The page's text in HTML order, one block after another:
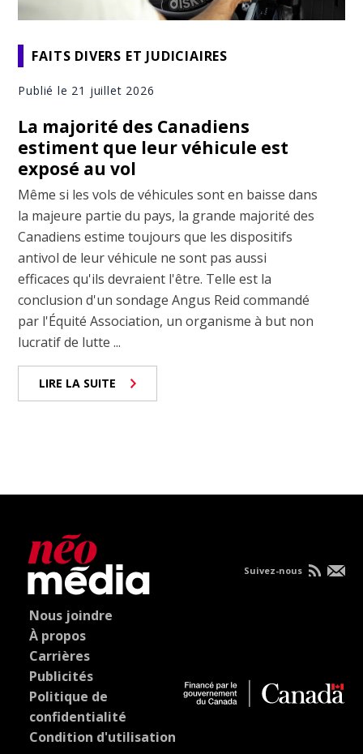
FAITS DIVERS ET JUDICIAIRES
Publié le 21 juillet 2026
La majorité des Canadiens
estiment que leur véhicule est
exposé au vol
Même si les vols de véhicules sont en baisse dans
la majeure partie du pays, la grande majorité des
Canadiens estime toujours que les dispositifs
antivol de leur véhicule ne sont pas aussi
efficaces qu'ils devraient l'être. Telle est la
conclusion d'un sondage Angus Reid commandé
par l'Équité Association, un organisme à but non
lucratif de lutte ...
LIRE LA SUITE
Nous joindre
À propos
Carrières
Publicités
Politique de
confidentialité
Condition d'utilisation
Suivez-nous